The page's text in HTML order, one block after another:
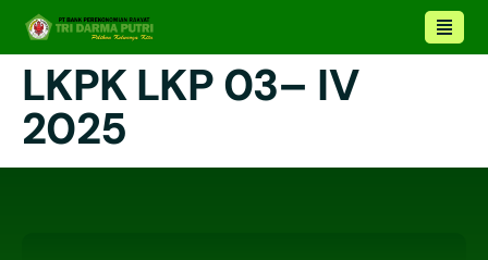
LKPK LKP 03– IV
2025